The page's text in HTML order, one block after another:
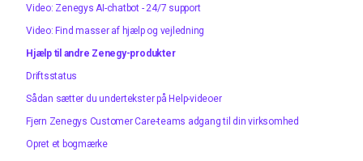
Video: Zenegys AI-chatbot - 24/7 support
Video: Find masser af hjælp og vejledning
Hjælp til andre Zenegy-produkter
Driftsstatus
Sådan sætter du undertekster på Help-videoer
Fjern Zenegys Customer Care-teams adgang til din virksomhed
Opret et bogmærke